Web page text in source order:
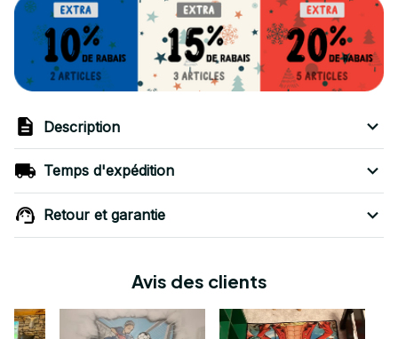
Description
Temps d'expédition
Retour et garantie
Avis des clients